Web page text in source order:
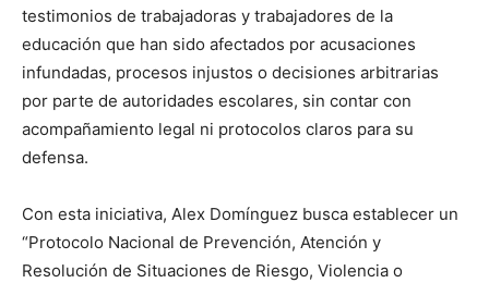
testimonios de trabajadoras y trabajadores de la
educación que han sido afectados por acusaciones
infundadas, procesos injustos o decisiones arbitrarias
por parte de autoridades escolares, sin contar con
acompañamiento legal ni protocolos claros para su
defensa.
Con esta iniciativa, Alex Domínguez busca establecer un
“Protocolo Nacional de Prevención, Atención y
Resolución de Situaciones de Riesgo, Violencia o